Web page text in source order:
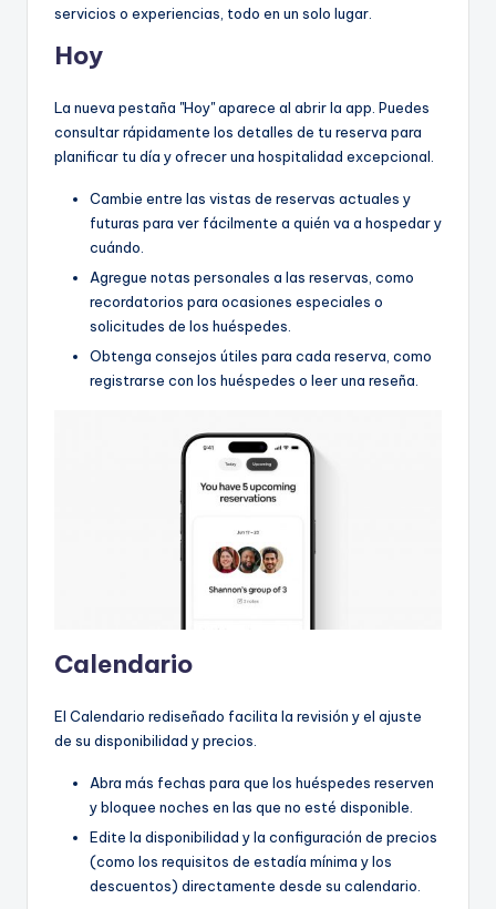
servicios o experiencias, todo en un solo lugar.
Hoy
La nueva pestaña "Hoy" aparece al abrir la app. Puedes
consultar rápidamente los detalles de tu reserva para
planificar tu día y ofrecer una hospitalidad excepcional.
Cambie entre las vistas de reservas actuales y
futuras para ver fácilmente a quién va a hospedar y
cuándo.
Agregue notas personales a las reservas, como
recordatorios para ocasiones especiales o
solicitudes de los huéspedes.
Obtenga consejos útiles para cada reserva, como
registrarse con los huéspedes o leer una reseña.
Calendario
El Calendario rediseñado facilita la revisión y el ajuste
de su disponibilidad y precios.
Abra más fechas para que los huéspedes reserven
y bloquee noches en las que no esté disponible.
Edite la disponibilidad y la configuración de precios
(como los requisitos de estadía mínima y los
descuentos) directamente desde su calendario.